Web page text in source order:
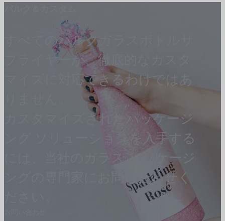
すべてのバルクガラスボトルサ
プライヤーが、徹底的なカスタ
マイズに対応できるわけではあ
カスタマイズされたパッケージ
ング ソリューションを入手する
には、当社のガラス パッケージ
ングの専門家にお問い合わせく